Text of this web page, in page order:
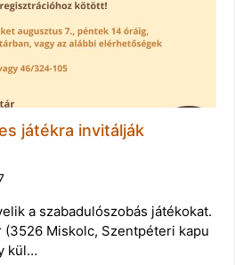
játékra invitálják
a szabadulószobás játékokat.
(3526 Miskolc, Szentpéteri kapu
kül…